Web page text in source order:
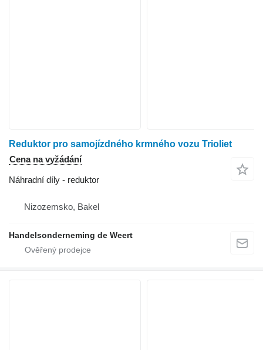
Reduktor pro samojízdného krmného vozu Trioliet
Cena na vyžádání
Náhradní díly - reduktor
Nizozemsko, Bakel
Handelsonderneming de Weert